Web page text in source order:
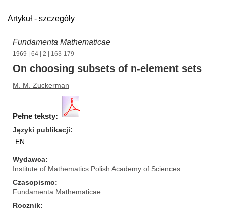
Artykuł - szczegóły
Fundamenta Mathematicae
1969 64 2 | 163-179
On choosing subsets of n-element sets
M. M. Zuckerman
Pełne teksty:
Języki publikacji
EN
Wydawca
Institute of Mathematics Polish Academy of Sciences
Czasopismo
Fundamenta Mathematicae
Rocznik